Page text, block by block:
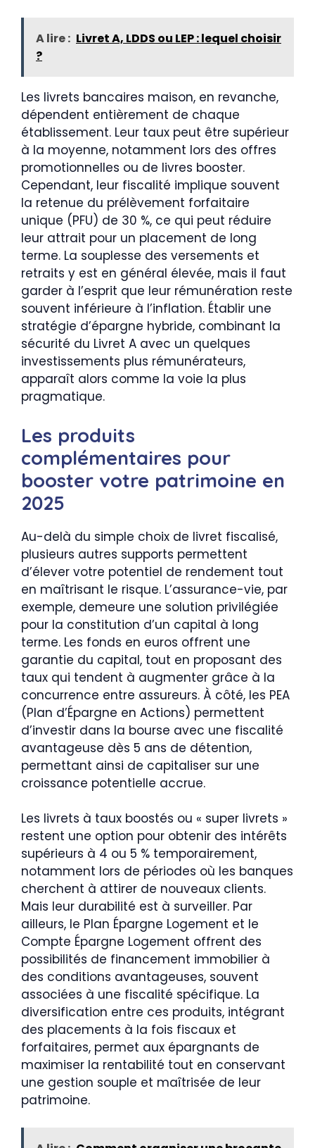
A lire : Livret A, LDDS ou LEP : lequel choisir
?
Les livrets bancaires maison, en revanche,
dépendent entièrement de chaque
établissement. Leur taux peut être supérieur
à la moyenne, notamment lors des offres
promotionnelles ou de livres booster.
Cependant, leur fiscalité implique souvent
la retenue du prélèvement forfaitaire
unique (PFU) de 30 %, ce qui peut réduire
leur attrait pour un placement de long
terme. La souplesse des versements et
retraits y est en général élevée, mais il faut
garder à l’esprit que leur rémunération reste
souvent inférieure à l’inflation. Établir une
stratégie d’épargne hybride, combinant la
sécurité du Livret A avec un quelques
investissements plus rémunérateurs,
apparaît alors comme la voie la plus
pragmatique.
Les produits
complémentaires pour
booster votre patrimoine en
2025
Au-delà du simple choix de livret fiscalisé,
plusieurs autres supports permettent
d’élever votre potentiel de rendement tout
en maîtrisant le risque. L’assurance-vie, par
exemple, demeure une solution privilégiée
pour la constitution d’un capital à long
terme. Les fonds en euros offrent une
garantie du capital, tout en proposant des
taux qui tendent à augmenter grâce à la
concurrence entre assureurs. À côté, les PEA
(Plan d’Épargne en Actions) permettent
d’investir dans la bourse avec une fiscalité
avantageuse dès 5 ans de détention,
permettant ainsi de capitaliser sur une
croissance potentielle accrue.
Les livrets à taux boostés ou « super livrets »
restent une option pour obtenir des intérêts
supérieurs à 4 ou 5 % temporairement,
notamment lors de périodes où les banques
cherchent à attirer de nouveaux clients.
Mais leur durabilité est à surveiller. Par
ailleurs, le Plan Épargne Logement et le
Compte Épargne Logement offrent des
possibilités de financement immobilier à
des conditions avantageuses, souvent
associées à une fiscalité spécifique. La
diversification entre ces produits, intégrant
des placements à la fois fiscaux et
forfaitaires, permet aux épargnants de
maximiser la rentabilité tout en conservant
une gestion souple et maîtrisée de leur
patrimoine.